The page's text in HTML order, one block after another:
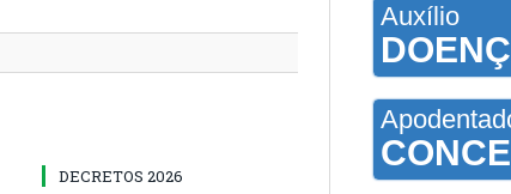
DECRETOS 2026
Auxílio